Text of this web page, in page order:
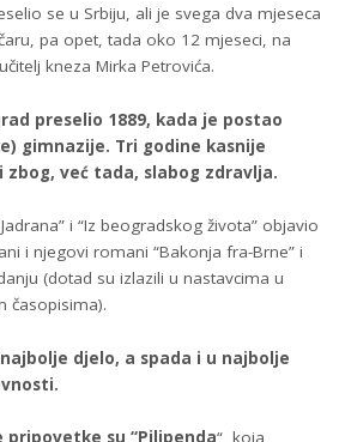
se u Srbiju, ali je svega dva mjeseca
pa opet, tada oko 12 mjeseci, na
kneza Mirka Petrovića.
preselio 1889, kada je postao
gimnazije. Tri godine kasnije
već tada, slabog zdravlja.
i “Iz beogradskog života” objavio
i njegovi romani “Bakonja fra-Brne” i
(dotad su izlazili u nastavcima u
časopisima).
djelo, a spada i u najbolje
su “Pilipenda“, koja